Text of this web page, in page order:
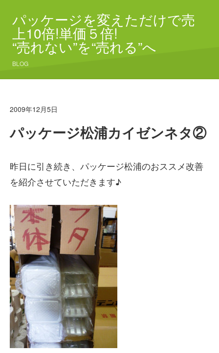
パッケージを変えただけで売
上10倍!単価５倍!
“売れない”を“売れる”へ
BLOG
2009年12月5日
パッケージ松浦カイゼンネタ②
昨日に引き続き、パッケージ松浦のおススメ改善
を紹介させていただきます♪